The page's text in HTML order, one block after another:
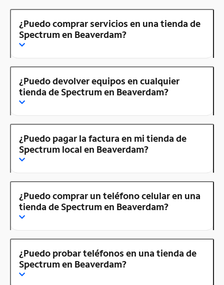
¿Puedo comprar servicios en una tienda de
Spectrum en Beaverdam?
¿Puedo devolver equipos en cualquier
tienda de Spectrum en Beaverdam?
¿Puedo pagar la factura en mi tienda de
Spectrum local en Beaverdam?
¿Puedo comprar un teléfono celular en una
tienda de Spectrum en Beaverdam?
¿Puedo probar teléfonos en una tienda de
Spectrum en Beaverdam?